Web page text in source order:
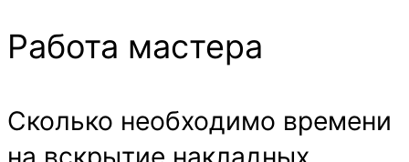
Работа мастера
Сколько необходимо времени